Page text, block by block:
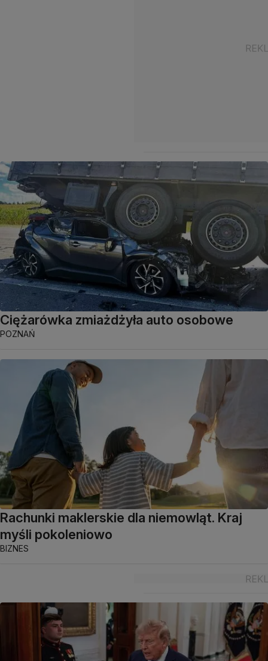
Ciężarówka zmiażdżyła auto osobowe
POZNAŃ
Rachunki maklerskie dla niemowląt. Kraj
myśli pokoleniowo
BIZNES